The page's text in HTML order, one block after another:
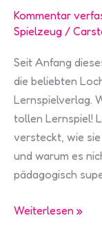
Kommentar
Spielzeug /
Seit Anfang
die beliebten
Lernspielverlag.
tollen Lernspiel!
versteckt, wie
und warum es
pädagogisch
Lochkästen
Weiterlesen »